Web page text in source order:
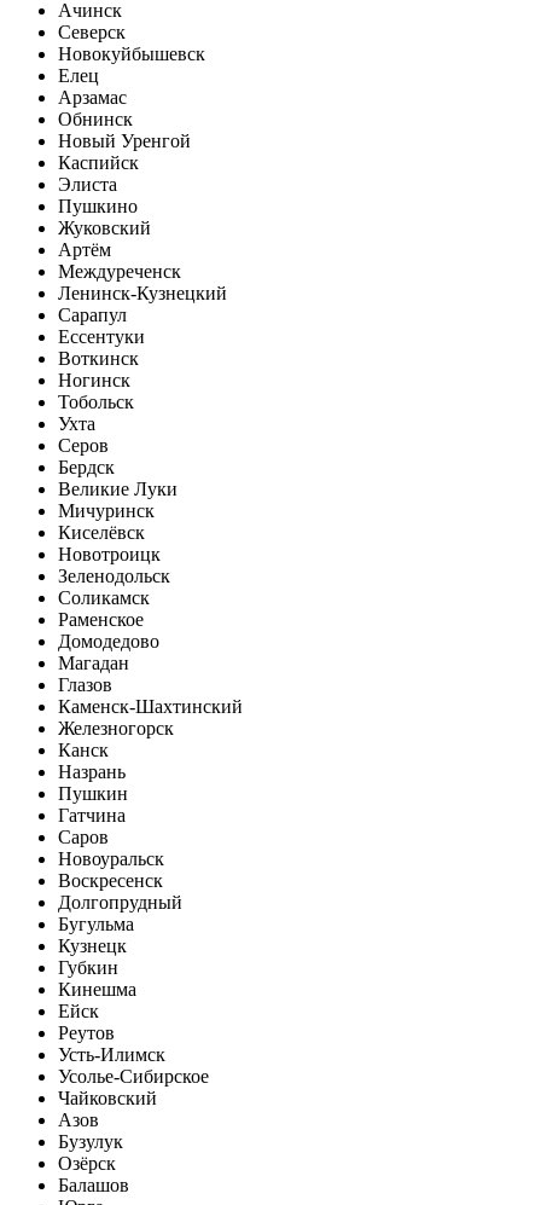
Ачинск
Северск
Новокуйбышевск
Елец
Арзамас
Обнинск
Новый Уренгой
Каспийск
Элиста
Пушкино
Жуковский
Артём
Междуреченск
Ленинск-Кузнецкий
Сарапул
Ессентуки
Воткинск
Ногинск
Тобольск
Ухта
Серов
Бердск
Великие Луки
Мичуринск
Киселёвск
Новотроицк
Зеленодольск
Соликамск
Раменское
Домодедово
Магадан
Глазов
Каменск-Шахтинский
Железногорск
Канск
Назрань
Пушкин
Гатчина
Саров
Новоуральск
Воскресенск
Долгопрудный
Бугульма
Кузнецк
Губкин
Кинешма
Ейск
Реутов
Усть-Илимск
Усолье-Сибирское
Чайковский
Азов
Бузулук
Озёрск
Балашов